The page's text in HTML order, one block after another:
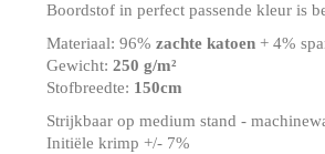
Boordstof in perfect passende kleur is
Materiaal: 96% zachte katoen+ 4%
Gewicht: 250 g/m²
Stofbreedte: 150cm
Strijkbaar op medium stand -
Initiële krimp +/- 7%